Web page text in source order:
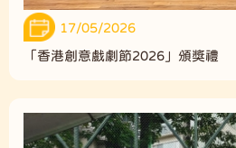
17/05/2026
「香港創意戲劇節2026」頒獎禮